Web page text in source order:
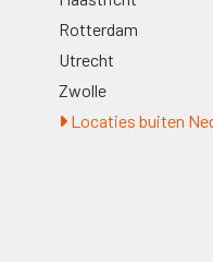
Rotterdam
Utrecht
Zwolle
Locaties buiten